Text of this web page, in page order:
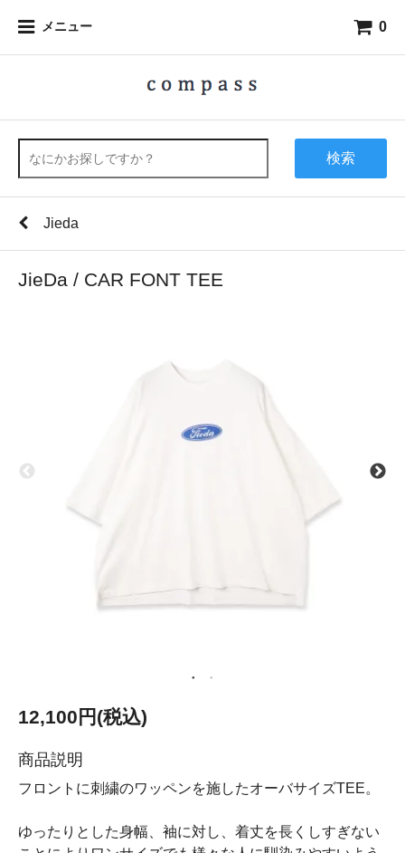
メニュー 0
検索
Jieda
JieDa / CAR FONT TEE
12,100円(税込)
商品説明
フロントに刺繍のワッペンを施したオーバサイズTEE。
ゆったりとした身幅、袖に対し、着丈を長くしすぎない